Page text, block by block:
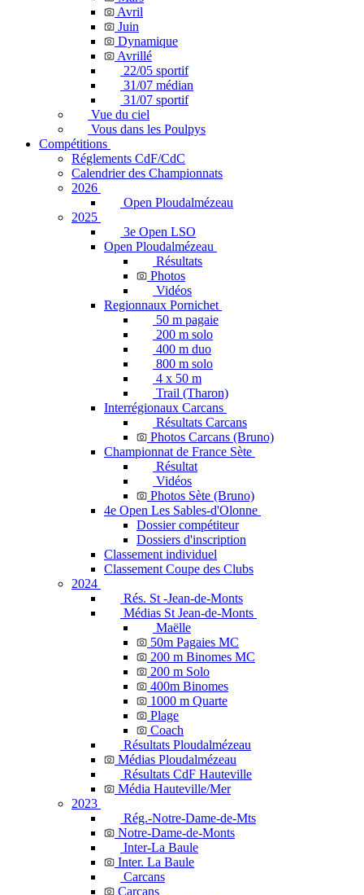
Avril
Juin
Dynamique
Avrillé
22/05 sportif
31/07 médian
31/07 sportif
Vue du ciel
Vous dans les Poulpys
Compétitions
Réglements CdF/CdC
Calendrier des Championnats
2026
Open Ploudalmézeau
2025
3e Open LSO
Open Ploudalmézeau
Résultats
Photos
Vidéos
Regionnaux Pornichet
50 m pagaie
200 m solo
400 m duo
800 m solo
4 x 50 m
Trail (Tharon)
Interrégionaux Carcans
Résultats Carcans
Photos Carcans (Bruno)
Championnat de France Sète
Résultat
Vidéos
Photos Sète (Bruno)
4e Open Les Sables-d'Olonne
Dossier compétiteur
Dossiers d'inscription
Classement individuel
Classement Coupe des Clubs
2024
Rés. St -Jean-de-Monts
Médias St Jean-de-Monts
Maëlle
50m Pagaies MC
200 m Binomes MC
200 m Solo
400m Binomes
1000 m Quarte
Plage
Coach
Résultats Ploudalmézeau
Médias Ploudalmézeau
Résultats CdF Hauteville
Média Hauteville/Mer
2023
Rég.-Notre-Dame-de-Mts
Notre-Dame-de-Monts
Inter-La Baule
Inter. La Baule
Carcans
Carcans